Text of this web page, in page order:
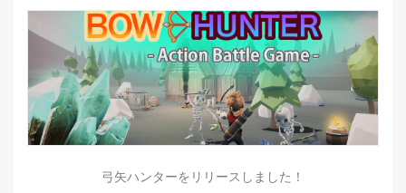
弓矢ハンターをリリースしました！